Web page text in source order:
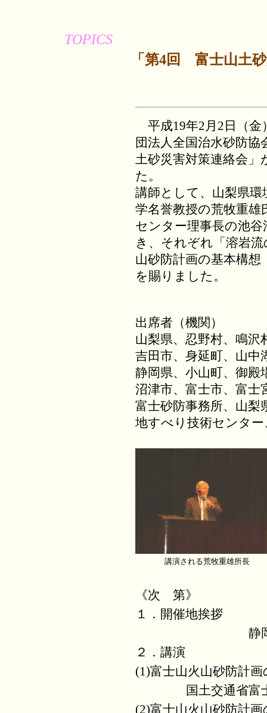
TOPICS
「第4回 富士山土
平成19年2月2日（金
団法人全国治水砂防
土砂災害対策連絡会
た。
講師として、山梨県
学名誉教授の荒牧重雄
センター理事長の池
き、それぞれ「溶岩
山砂防計画の基本構
を賜りました。
出席者（機関）
山梨県、忍野村、鳴沢
吉田市、身延町、山中
静岡県、小山町、御殿
沼津市、富士市、富士
富士砂防事務所、山梨
地すべり技術センタ
講演される荒牧重雄所長
《次 第》
１．開催地挨拶
静
２．講演
(1)富士山火山砂防計
国土交通省
(2)富士山火山砂防計